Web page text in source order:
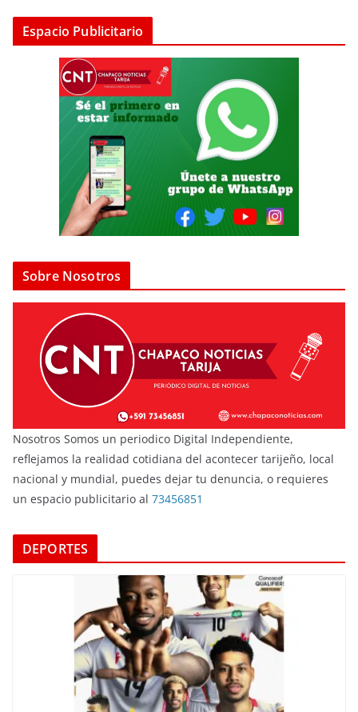
Espacio Publicitario
Sobre Nosotros
Nosotros Somos un periodico Digital Independiente,
reflejamos la realidad cotidiana del acontecer tarijeño, local
nacional y mundial, puedes dejar tu denuncia, o requieres
un espacio publicitario al 73456851
DEPORTES